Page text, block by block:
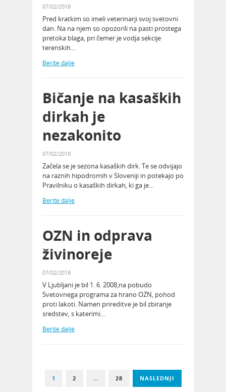
07/02/2018
Pred kratkim so imeli veterinarji svoj svetovni
dan. Na na njem so opozorili na pasti prostega
pretoka blaga, pri čemer je vodja sekcije
terenskih…
Berite dalje
Bičanje na kasaških
dirkah je
nezakonito
07/02/2018
Začela se je sezona kasaških dirk. Te se odvijajo
na raznih hipodromih v Sloveniji in potekajo po
Pravilniku o kasaških dirkah, ki ga je…
Berite dalje
OZN in odprava
živinoreje
07/02/2018
V Ljubljani je bil 1. 6. 2008,na pobudo
Svetovnega programa za hrano OZN, pohod
proti lakoti. Namen prireditve je bil zbiranje
sredstev, s katerimi…
Berite dalje
1 2 … 28 NASLEDNJI